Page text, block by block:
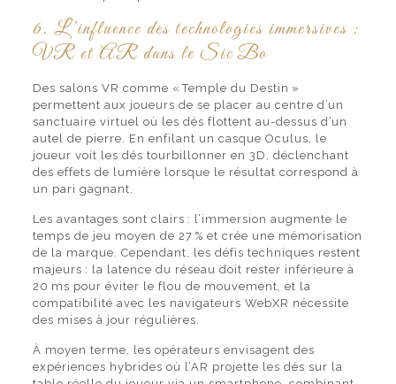
6. L’influence des technologies immersives :
VR et AR dans le Sic Bo
Des salons VR comme « Temple du Destin »
permettent aux joueurs de se placer au centre d’un
sanctuaire virtuel où les dés flottent au-dessus d’un
autel de pierre. En enfilant un casque Oculus, le
joueur voit les dés tourbillonner en 3D, déclenchant
des effets de lumière lorsque le résultat correspond à
un pari gagnant.
Les avantages sont clairs : l’immersion augmente le
temps de jeu moyen de 27 % et crée une mémorisation
de la marque. Cependant, les défis techniques restent
majeurs : la latence du réseau doit rester inférieure à
20 ms pour éviter le flou de mouvement, et la
compatibilité avec les navigateurs WebXR nécessite
des mises à jour régulières.
À moyen terme, les opérateurs envisagent des
expériences hybrides où l’AR projette les dés sur la